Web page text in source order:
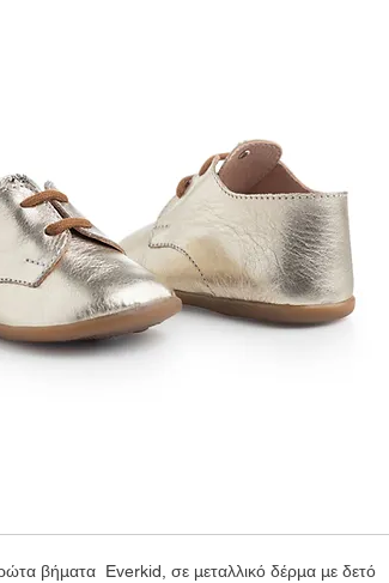
βήματα Everkid, σε μεταλλικό δέρμα με δετό